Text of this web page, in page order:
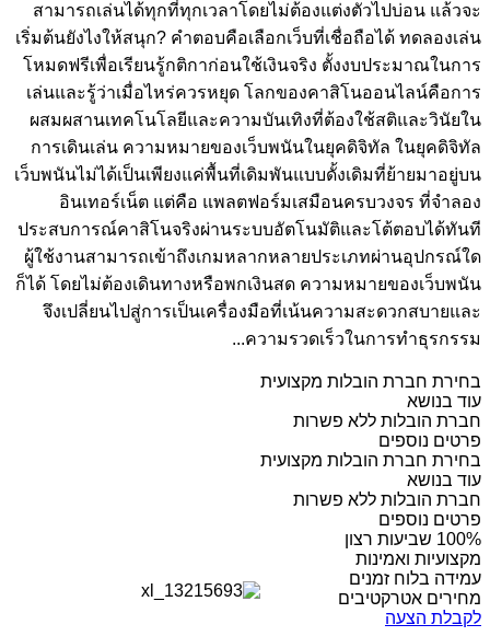
สามารถเล่นได้ทุกที่ทุกเวลาโดยไม่ต้องแต่งตัวไปบ่อน แล้วจะ
เริ่มต้นยังไงให้สนุก? คำตอบคือเลือกเว็บที่เชื่อถือได้ ทดลองเล่น
โหมดฟรีเพื่อเรียนรู้กติกาก่อนใช้เงินจริง ตั้งงบประมาณในการ
เล่นและรู้ว่าเมื่อไหร่ควรหยุด โลกของคาสิโนออนไลน์คือการ
ผสมผสานเทคโนโลยีและความบันเทิงที่ต้องใช้สติและวินัยใน
การเดินเล่น ความหมายของเว็บพนันในยุคดิจิทัล ในยุคดิจิทัล
เว็บพนันไม่ได้เป็นเพียงแค่พื้นที่เดิมพันแบบดั้งเดิมที่ย้ายมาอยู่บน
อินเทอร์เน็ต แต่คือ แพลตฟอร์มเสมือนครบวงจร ที่จำลอง
ประสบการณ์คาสิโนจริงผ่านระบบอัตโนมัติและโต้ตอบได้ทันที
ผู้ใช้งานสามารถเข้าถึงเกมหลากหลายประเภทผ่านอุปกรณ์ใด
ก็ได้ โดยไม่ต้องเดินทางหรือพกเงินสด ความหมายของเว็บพนัน
จึงเปลี่ยนไปสู่การเป็นเครื่องมือที่เน้นความสะดวกสบายและ
ความรวดเร็วในการทำธุรกรรม...
בחירת חברת הובלות מקצועית
עוד בנושא
חברת הובלות ללא פשרות
פרטים נוספים
בחירת חברת הובלות מקצועית
עוד בנושא
חברת הובלות ללא פשרות
פרטים נוספים
מקצועיות ואמינות
עמידה בלוח זמנים
מחירים אטרקטיבים
לקבלת הצעה